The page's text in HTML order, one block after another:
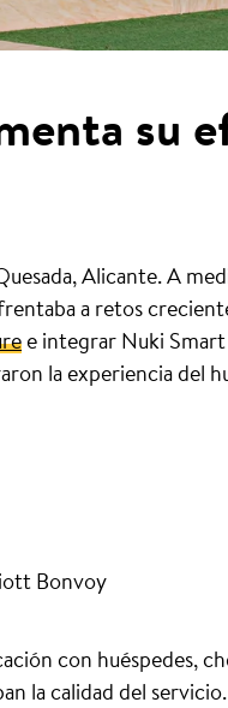
su
Alicante. A
a retos
e integrar Nuki
la experiencia del
Bonvoy
con huéspedes,
la calidad del servicio.